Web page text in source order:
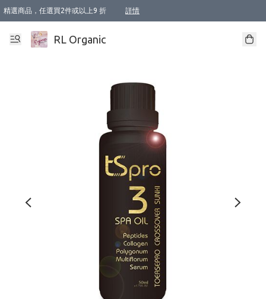
精選商品，任選買2件或以上9 折 詳情
XI周年優惠【新品自由選2件88折/3件85折】
XI周年優惠【Chakra 脈輪平衡自由選2件9折/3件85折/5件8折】
Florame 肌底自由選 2支9折 3支85折
XI周年優惠【蟲蟲退散 · 防衛結界﹞系列2件9折】
Sunki 任選2件95折
BIOFFICINA TOSCANA 任選2支9折 3支85折
Lamav 任選1件9折 2件85折
Mukti Organics 指定產品任選1件9折, 2件88折 3件85折
Intelligent Nutrients Skincare 任選2件9折
deodorant 任選2件88折
化妝品 任選2件95折
XI周年優惠【身心靈單品 任選2件9折/3件85折/5件8折】
XI周年優惠 【精油/香水 任選2件9折/3件85折/5件8折】
XI周年優惠【「關節到肌膚」全效養護 BODY OIL 組2件88折/3件85折】
XI周年優惠【夏日有機物理防曬套裝2件88折】
XI周年優惠【夏日潔面隨意選2件88折/3件85折】
XI周年優惠【逆齡奇蹟抗氧 11 自由選2件88折/3件85折/4件或以上8折】
新會員首次購物即享全單 95 折優惠！
成為VIP / VVIP 可享有生日月現金扣減獎賞優惠 !! 記得去賬户資料填上生日日期啦 !
選用順豐速運，滿$500 免運費
本地速遞 京東 送住宅/ 工商地址 $400 免運費
澳門訂單選用順豐速運，滿$800 免運費
RL Organic